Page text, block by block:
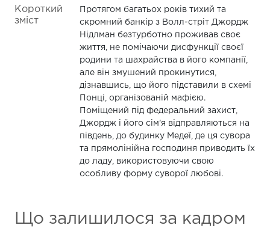
Короткий
зміст
Протягом багатьох років тихий та
скромний банкір з Волл-стріт Джордж
Нідлман безтурботно проживав своє
життя, не помічаючи дисфункції своєї
родини та шахрайства в його компанії,
але він змушений прокинутися,
дізнавшись, що його підставили в схемі
Понці, організованій мафією.
Поміщений під федеральний захист,
Джордж і його сім'я відправляються на
південь, до будинку Медеї, де ця сувора
та прямолінійна господиня приводить їх
до ладу, використовуючи свою
особливу форму суворої любові.
Що залишилося за кадром